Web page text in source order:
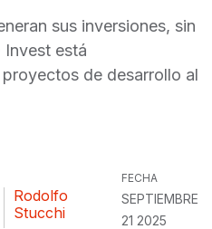
sus inversiones, sin
está
de desarrollo al
Rodolfo
Stucchi
FECHA
SEPTIEMBRE
21 2025